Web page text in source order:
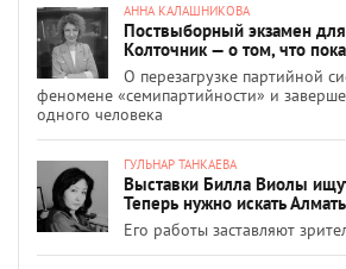
АННА КАЛАШНИКОВА
Поствыборный экзамен
Колточник — о том, что
О перезагрузке партийной
феномене «семипартийности» и
одного человека
ГУЛЬНАР ТАНКАЕВА
Выставки Билла Виолы
Теперь нужно искать
Его работы заставляют